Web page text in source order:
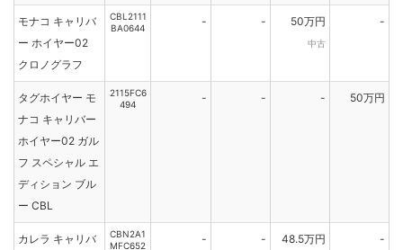
モナコ キャリバ
ー ホイヤー02
クロノグラフ
CBL2111
BA0644
- - 50万円
中古
-
タグホイヤー モ
ナコ キャリバー
ホイヤー02 ガル
フ スペシャル エ
ディション ブル
ー CBL
2115FC6
494
- - - 50万円
カレラ キャリバ
CBN2A1
MFC652
- - 48.5万円 -